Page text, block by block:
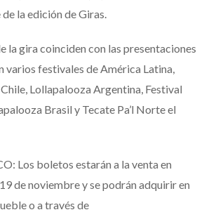
la edición de Giras.
la gira coinciden con las presentaciones
varios festivales de América Latina,
Lollapalooza Argentina, Festival
Brasil y Tecate Pa’l Norte el
Los boletos estarán a la venta en
de noviembre y se podrán adquirir en
o a través de